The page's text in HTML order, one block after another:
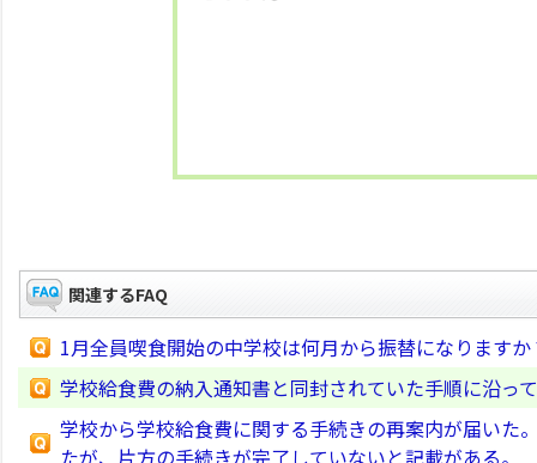
関連するFAQ
1月全員喫食開始の中学校は何月から振替になりますか
学校給食費の納入通知書と同封されていた手順に沿っ
学校から学校給食費に関する手続きの再案内が届いた
たが、片方の手続きが完了していないと記載がある。